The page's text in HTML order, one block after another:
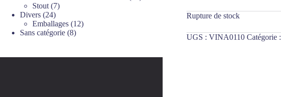
Rupture de stock
UGS : VINA0110 Catégorie :
Stout 77
Divers 2424
produits
Emballages 1212
Sans catégorie 88